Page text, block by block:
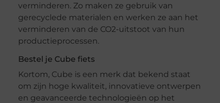
verminderen. Zo maken ze gebruik van
gerecyclede materialen en werken ze aan het
verminderen van de CO2-uitstoot van hun
productieprocessen.
Bestel je Cube fiets
Kortom, Cube is een merk dat bekend staat
om zijn hoge kwaliteit, innovatieve ontwerpen
en geavanceerde technologieën op het